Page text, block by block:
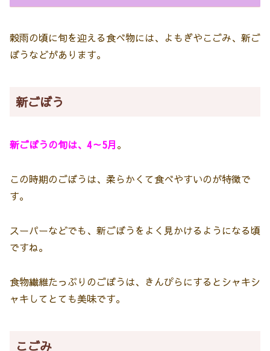
穀雨の頃に旬を迎える食べ物には、よもぎやこごみ、新ご
ぼうなどがあります。
新ごぼう
新ごぼうの旬は、4～5月。
この時期のごぼうは、柔らかくて食べやすいのが特徴で
す。
スーパーなどでも、新ごぼうをよく見かけるようになる頃
ですね。
食物繊維たっぷりのごぼうは、きんぴらにするとシャキシ
ャキしてとても美味です。
こごみ